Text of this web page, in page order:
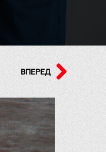
ВПЕРЕД